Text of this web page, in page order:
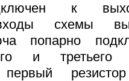
к
схемы
попарно
и третьего
первый